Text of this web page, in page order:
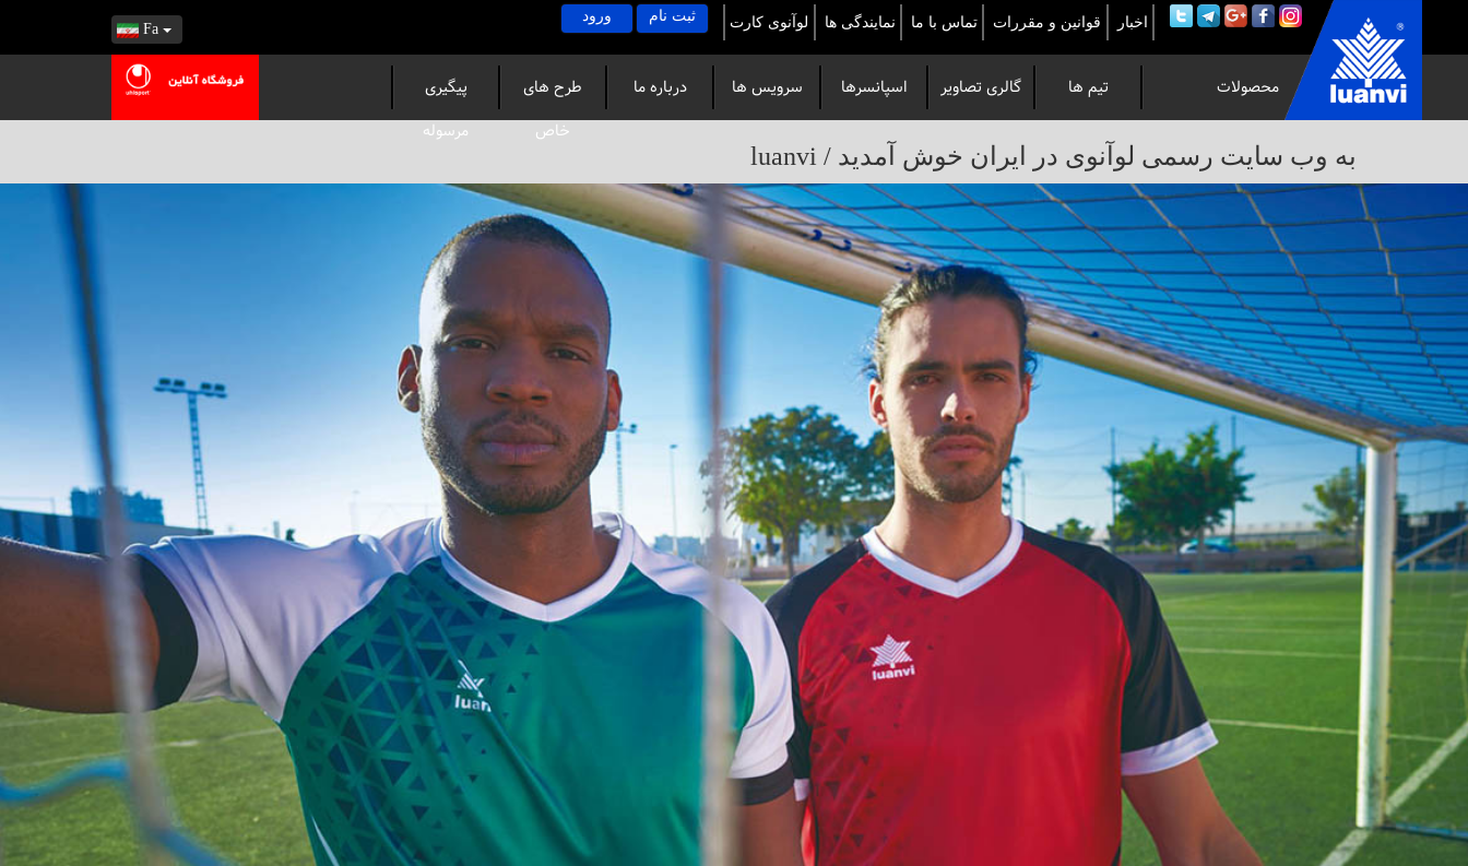
Fa
وب
سایت
رسمی
لوآنوی
در
ایران
خوش
آمدید
/
luanvi
اخبار قوانین و مقررات تماس با ما نمایندگی ها لوآنوی کارت ثبت نام ورود
محصولات تیم ها گالری تصاویر اسپانسرها سرویس ها درباره ما
طرح های
خاص
پیگیری
مرسوله
به وب سایت رسمی لوآنوی در ایران خوش آمدید / luanvi